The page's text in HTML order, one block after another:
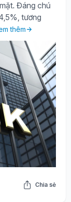
Đáng chú
tương
thêm
Chia sẻ